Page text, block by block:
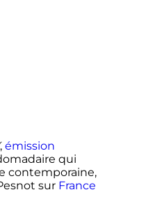
, émission
qui
contemporaine,
sur France